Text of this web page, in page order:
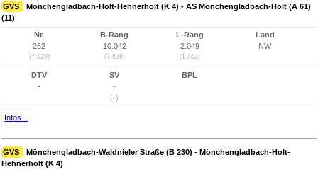
GVS
Mönchengladbach-Holt-Hehnerholt (K 4) - AS Mönchengladbach-Holt (A 61)
(11)
Nr.
262
(7.029)
B-Rang
10.042
(7.638)
L-Rang
2.049
(1.462)
Land
NW
DTV
-
SV
-
(-)
BPL
Infos...
GVS
Mönchengladbach-Waldnieler Straße (B 230) - Mönchengladbach-Holt-
Hehnerholt (K 4)